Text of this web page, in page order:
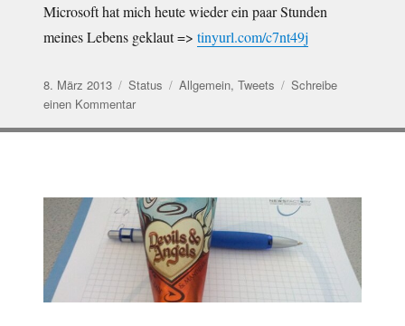
Uh…
Microsoft hat mich heute wieder ein paar Stunden
meines Lebens geklaut => tinyurl.com/c7nt49j
Veröffentlicht
am
8. März 2013 Format
Status Kategorien
Allgemein, Tweets
Schreibe
einen Kommentarzu
wieder
ein
paar
Stunden
m…